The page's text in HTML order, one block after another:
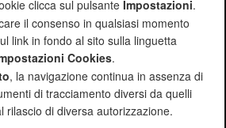
clicca sul pulsante Impostazioni.
il consenso in qualsiasi momento
link in fondo al sito sulla linguetta
Cookies.
, la navigazione continua in assenza di
di tracciamento diversi da quelli
rilascio di diversa autorizzazione.